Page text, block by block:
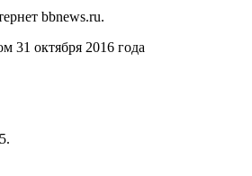
bbnews.ru.
октября 2016 года